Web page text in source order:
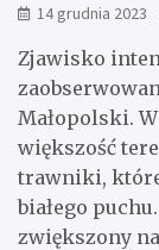
14 grudnia 2023
Zjawisko
Małopolski.
większość
trawniki,
białego
zwiększony